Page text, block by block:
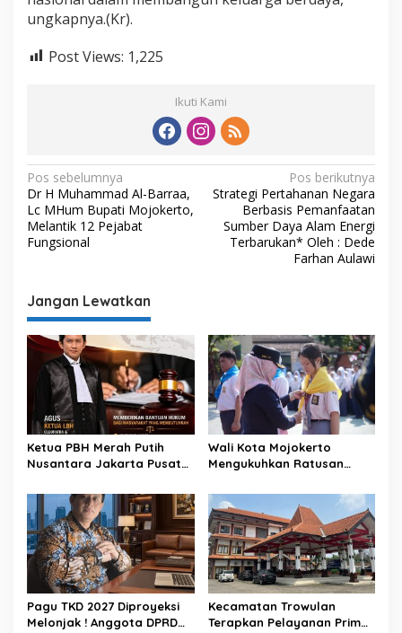
ungkapnya.(Kr).
Post Views: 1,225
Ikuti Kami
N
a
v
a
s
i
s
Pos sebelumnya
Dr H Muhammad Al-Barraa,
Lc MHum Bupati Mojokerto,
Melantik 12 Pejabat
Fungsional
Pos berikutnya
Strategi Pertahanan Negara
Berbasis Pemanfaatan
Sumber Daya Alam Energi
Terbarukan* Oleh : Dede
Farhan Aulawi
Jangan Lewatkan
Ketua PBH Merah Putih
Nusantara Jakarta Pusat
dan Aktivis Pemekaran
Kecamatan Kumpai Raya
Wali Kota Mojokerto
Mengukuhkan Ratusan
Mojokerto
Pagu TKD 2027 Diproyeksi
Melonjak ! Anggota DPRD
Kecamatan Trowulan
Terapkan Pelayanan Prima,